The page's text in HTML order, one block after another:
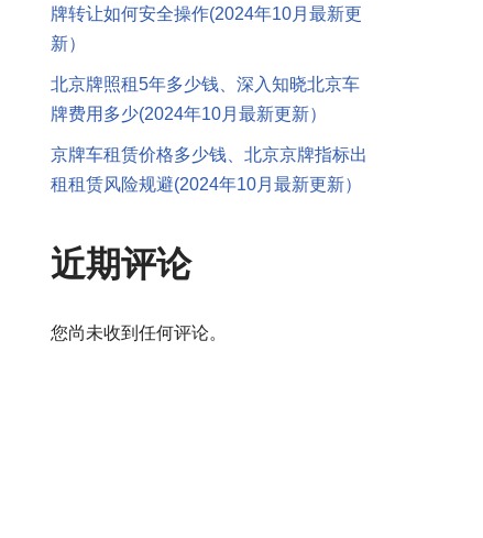
牌转让如何安全操作(2024年10月最新更
新）
北京牌照租5年多少钱、深入知晓北京车
牌费用多少(2024年10月最新更新）
京牌车租赁价格多少钱、北京京牌指标出
租租赁风险规避(2024年10月最新更新）
近期评论
您尚未收到任何评论。